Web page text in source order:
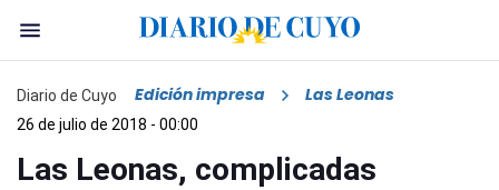
Diario de Cuyo Edición impresa Las Leonas
26 de julio de 2018 - 00:00
Las Leonas, complicadas